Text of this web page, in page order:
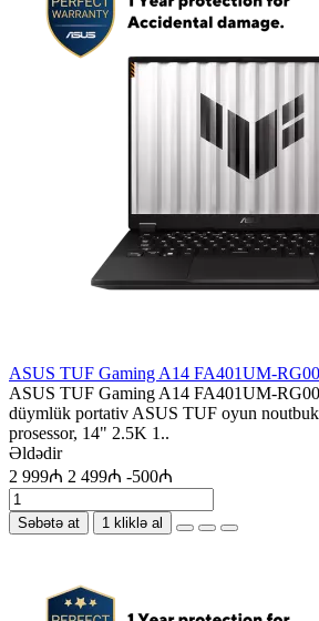
ASUS TUF Gaming A14 FA401UM-
ASUS TUF Gaming A14 FA401UM-
düymlük portativ ASUS TUF oyun
prosessor, 14" 2.5K 1..
Əldədir
2 999₼ 2 499₼ -500₼
Səbətə at 1 kliklə al